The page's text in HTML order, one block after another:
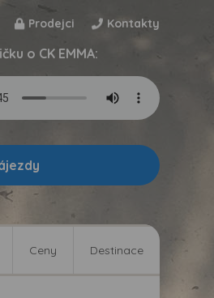
Prodejci Kontakty
o CK EMMA:
Ceny Destinace